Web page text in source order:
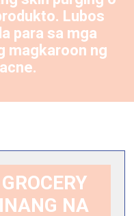
Lubos
para sa mga
magkaroon ng
NA